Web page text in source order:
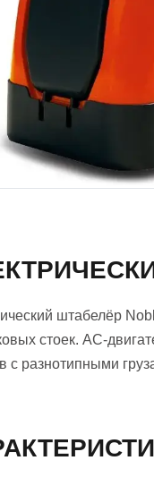
штабелёр
стоек. AC-
с разнотипными